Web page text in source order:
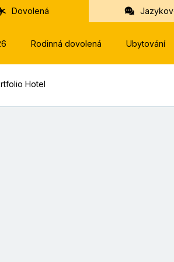
Dovolená
Rodinná dovolená Ubytování
Hotel